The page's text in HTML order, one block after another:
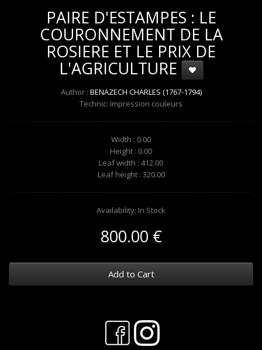
PAIRE D'ESTAMPES : LE
COURONNEMENT DE LA
ROSIERE ET LE PRIX DE
L'AGRICULTURE
Author : BENAZECH CHARLES (1767-1794)
Technic: Impression couleurs
Width : 0.00
Height : 0.00
Leaf width : 412.00
Leaf height : 320.00
Availability: In Stock
800.00 €
Add to Cart